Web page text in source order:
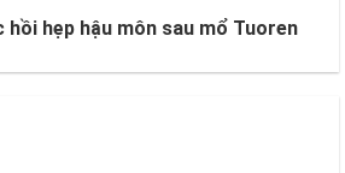
hồi hẹp hậu môn sau mổ Tuoren